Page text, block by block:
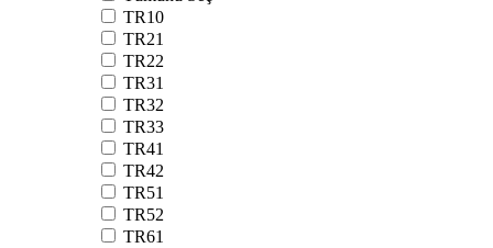
TR10
TR21
TR22
TR31
TR32
TR33
TR41
TR42
TR51
TR52
TR61